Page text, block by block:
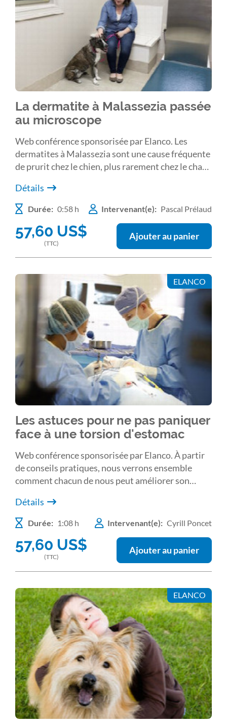
La dermatite à Malassezia passée
au microscope
Web conférence sponsorisée par Elanco. Les
dermatites à Malassezia sont une cause fréquente
de prurit chez le chien, plus rarement chez le chat.
thérapeutiques. À travers plusieurs cas cliniques,
des trucs et astuces de diagnostic (signes
cliniques, prélèvement, examen microscopique) et
de traitement (utilisation des azolés systémiques
à court et long terme, choix et pratique des soins
locaux) sont présentés.
Détails
Durée: 0:58 h Intervenant(e): Pascal Prélaud
57,60 US$
(TTC)
Ajouter au panier
ELANCO
Les astuces pour ne pas paniquer
face à une torsion d'estomac
Web conférence sponsorisée par Elanco. À partir
de conseils pratiques, nous verrons ensemble
comment chacun de nous peut améliorer son
attendez-vous à ce que certaines idées reçues
soient mises à nu ! Chirurgicalement Vôtre. Cyrill
PONCET
Détails
Durée: 1:08 h Intervenant(e): Cyrill Poncet
57,60 US$
(TTC)
Ajouter au panier
ELANCO